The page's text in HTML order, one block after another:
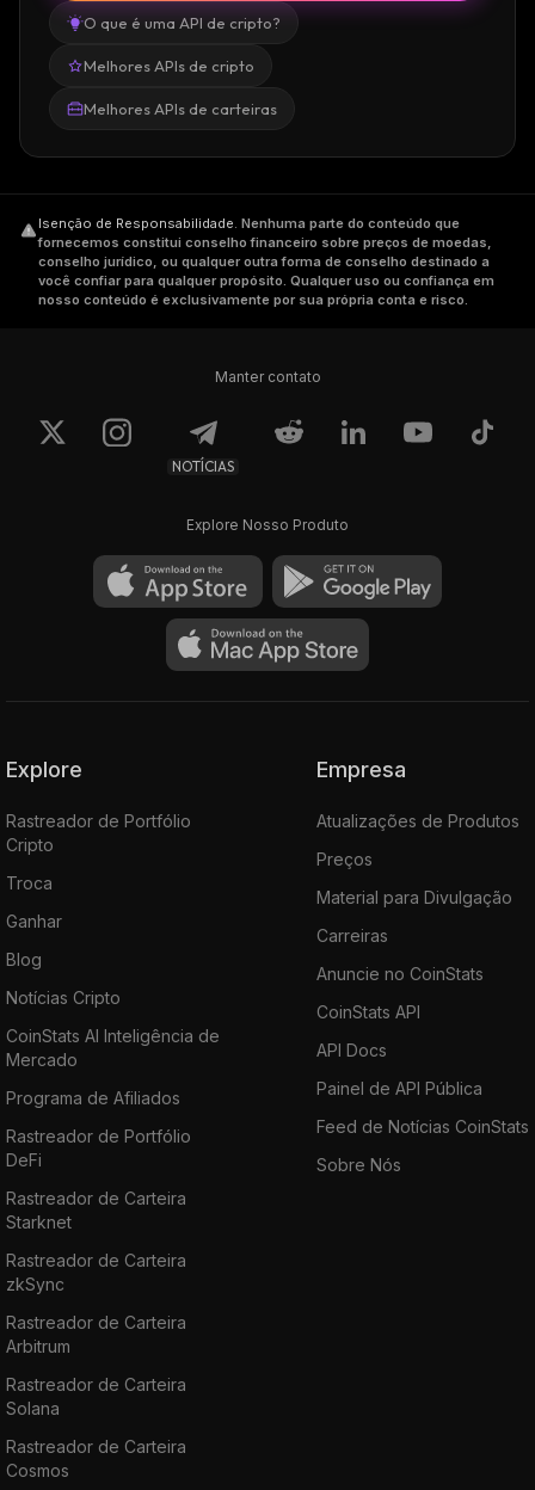
O que é uma API de cripto?
Melhores APIs de cripto
Melhores APIs de carteiras
Isenção de Responsabilidade. Nenhuma parte do conteúdo que
fornecemos constitui conselho financeiro sobre preços de moedas,
conselho jurídico, ou qualquer outra forma de conselho destinado a
você confiar para qualquer propósito. Qualquer uso ou confiança em
nosso conteúdo é exclusivamente por sua própria conta e risco.
Manter contato
NOTÍCIAS
Explore Nosso Produto
Explore
Rastreador de Portfólio
Cripto
Troca
Ganhar
Blog
Notícias Cripto
CoinStats AI Inteligência de
Mercado
Programa de Afiliados
Rastreador de Portfólio
DeFi
Rastreador de Carteira
Starknet
Rastreador de Carteira
zkSync
Rastreador de Carteira
Arbitrum
Rastreador de Carteira
Solana
Rastreador de Carteira
Cosmos
Empresa
Atualizações de Produtos
Preços
Material para Divulgação
Carreiras
Anuncie no CoinStats
CoinStats API
API Docs
Painel de API Pública
Feed de Notícias CoinStats
Sobre Nós